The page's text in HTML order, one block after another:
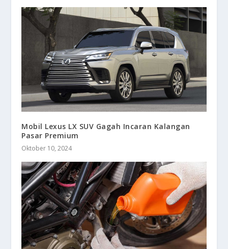
Mobil Lexus LX SUV Gagah Incaran Kalangan
Pasar Premium
Oktober 10, 2024